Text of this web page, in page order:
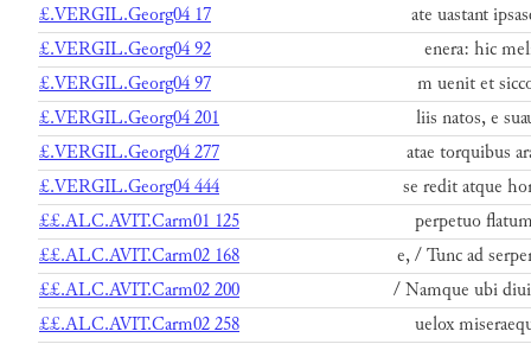
£.VERGIL.Georg04 17
ate uastant
£.VERGIL.Georg04 92
enera: hic
£.VERGIL.Georg04 97
m uenit et
£.VERGIL.Georg04 201
liis natos, e
£.VERGIL.Georg04 277
atae torquibus
£.VERGIL.Georg04 444
se redit atque
££.ALC.AVIT.Carm01 125
perpetuo
££.ALC.AVIT.Carm02 168
e, / Tunc ad
££.ALC.AVIT.Carm02 200
/ Namque ubi
££.ALC.AVIT.Carm02 258
uelox